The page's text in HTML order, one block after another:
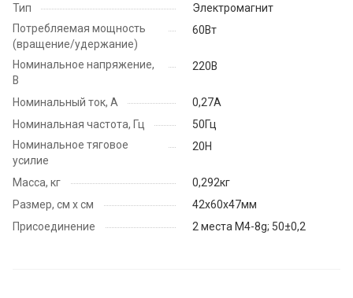
Тип
Электромагнит
Потребляемая мощность
(вращение/удержание)
60Вт
Номинальное напряжение,
В
220В
Номинальный ток, А
0,27А
Номинальная частота, Гц
50Гц
Номинальное тяговое
усилие
20Н
Масса, кг
0,292кг
Размер, см х см
42х60х47мм
Присоединение
2 места М4-8g; 50±0,2